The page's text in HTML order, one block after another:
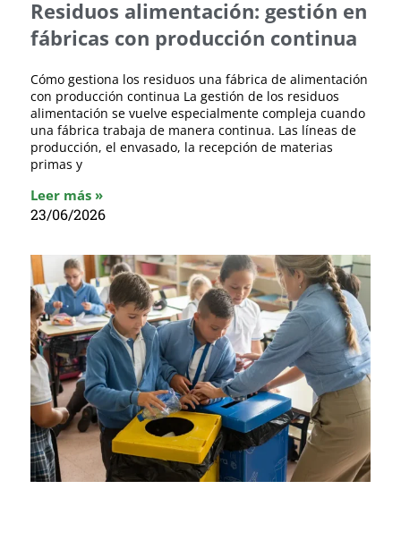
Residuos alimentación: gestión en
fábricas con producción continua
Cómo gestiona los residuos una fábrica de alimentación
con producción continua La gestión de los residuos
alimentación se vuelve especialmente compleja cuando
una fábrica trabaja de manera continua. Las líneas de
producción, el envasado, la recepción de materias
primas y
Leer más »
23/06/2026